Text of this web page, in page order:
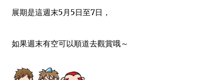
展期是這週末5月5日至7日，
如果週末有空可以順道去觀賞哦～